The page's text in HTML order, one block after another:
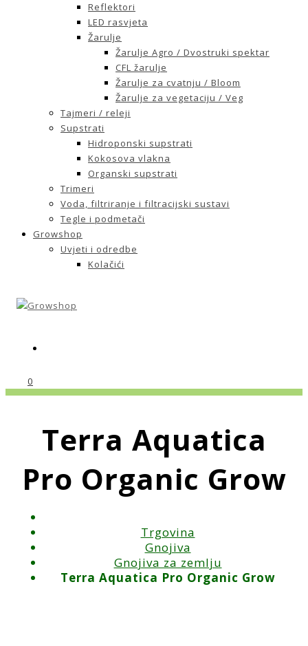
Reflektori
LED rasvjeta
Žarulje
Žarulje Agro / Dvostruki spektar
CFL žarulje
Žarulje za cvatnju / Bloom
Žarulje za vegetaciju / Veg
Tajmeri / releji
Supstrati
Hidroponski supstrati
Kokosova vlakna
Organski supstrati
Trimeri
Voda, filtriranje i filtracijski sustavi
Tegle i podmetači
Growshop
Uvjeti i odredbe
Kolačići
0
Terra Aquatica
Pro Organic Grow
Trgovina
Gnojiva
Gnojiva za zemlju
Terra Aquatica Pro Organic Grow